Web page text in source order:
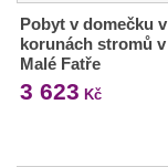
Pobyt v domečku v
korunách stromů v
Malé Fatře
3 623 Kč